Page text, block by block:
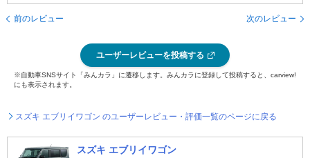
前のレビュー 次のレビュー
ユーザーレビューを投稿する
※自動車SNSサイト「みんカラ」に遷移します。みんカラに登録して投稿すると、carview!
にも表示されます。
スズキ エブリイワゴン のユーザーレビュー・評価一覧のページに戻る
スズキ エブリイワゴン